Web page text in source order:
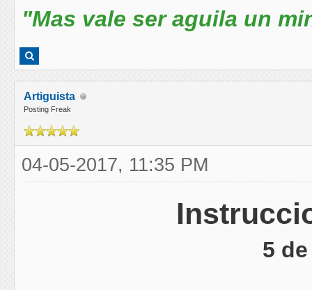
"Mas vale ser aguila un
Artiguista
Posting Freak
04-05-2017, 11:35 PM
5